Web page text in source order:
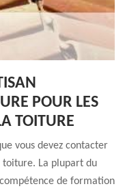
POUR LES
TOITURE
vous devez contacter
La plupart du
de formation